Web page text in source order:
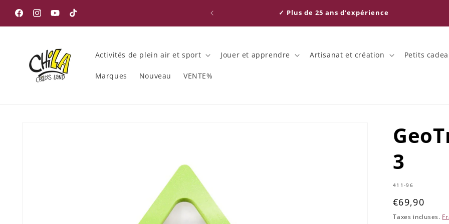
passer
au
contenu
FacebookInstagramYouTubeTikTok
✓ Achat à crédit pour les clients professionnels ✓ Plus de 25 ans d'expérience
Activités de plein air et sport Jouer et apprendre Artisanat et création Petits
Marques Nouveau VENTE%
3
SKU:
411-96
Prix
habituel
€69,90
Taxes incluses.